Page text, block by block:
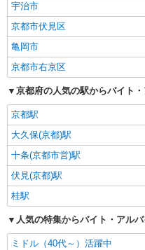
宇治市
京都市伏見区
亀岡市
京都市右京区
京都府の人気の駅からバイト
京都駅
大久保(京都)駅
十条(京都市営)駅
伏見(京都)駅
桂駅
人気の特集からバイト・アル
ミドル（40代～）活躍中